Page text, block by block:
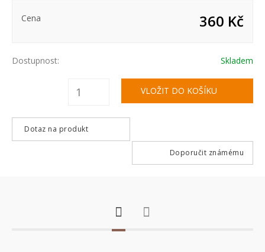
Cena 360 Kč
Dostupnost: Skladem
Dotaz na produkt
Doporučit známému